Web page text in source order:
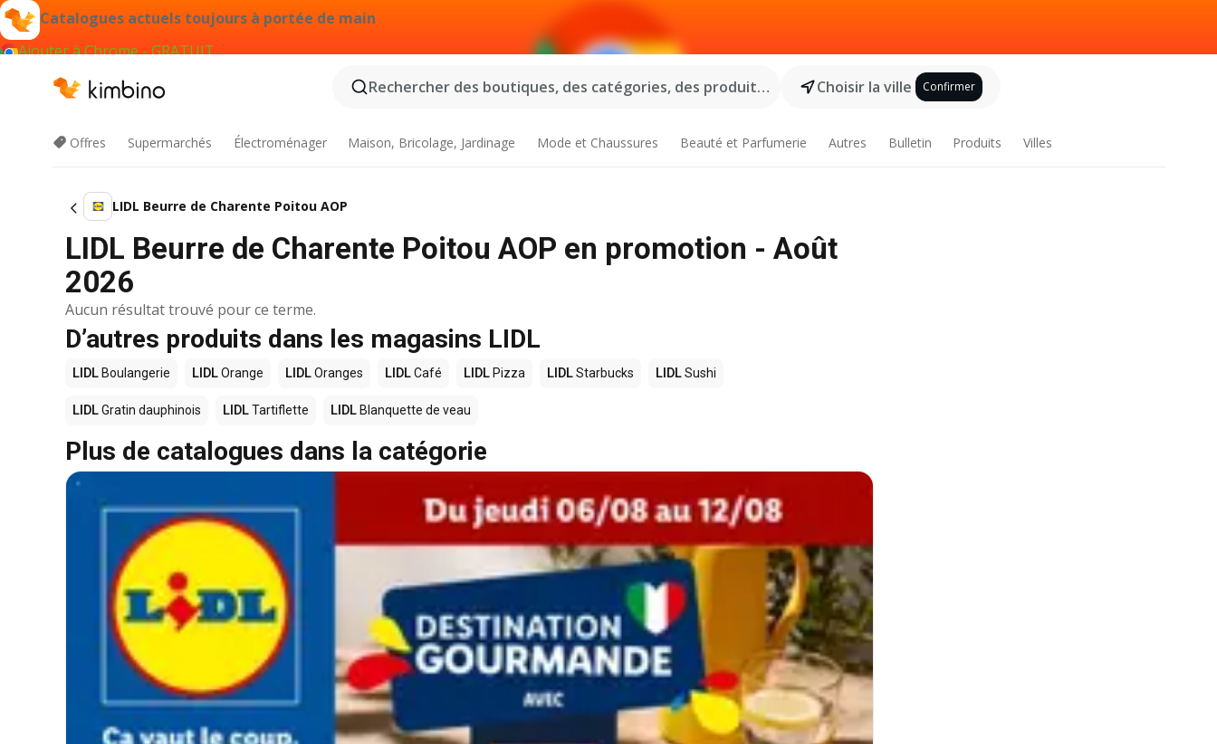
Catalogues actuels toujours à portée de main
Ajouter à Chrome - GRATUIT
Rechercher des boutiques, des catégories, des produits...
Choisir la ville Confirmer
Offres Supermarchés Électroménager Maison, Bricolage, Jardinage Mode et Chaussures Beauté et Parfumerie Autres Bulletin Produits Villes
LIDL Beurre de Charente Poitou AOP
LIDL Beurre de Charente Poitou AOP en promotion - Août
2026
Aucun résultat trouvé pour ce terme.
D’autres produits dans les magasins LIDL
LIDL Boulangerie LIDLOrange LIDLOranges LIDLCafé LIDL Pizza LIDLStarbucks LIDLSushi
LIDLGratin dauphinois LIDLTartiflette LIDL Blanquette de veau
Plus de catalogues dans la catégorie